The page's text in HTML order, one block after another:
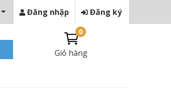
Đăng nhập Đăng ký
Giỏ hàng
0